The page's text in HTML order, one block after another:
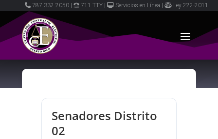
787.332.2050 711 TTY Servicios en Línea Ley 222-2011
Senadores Distrito
02